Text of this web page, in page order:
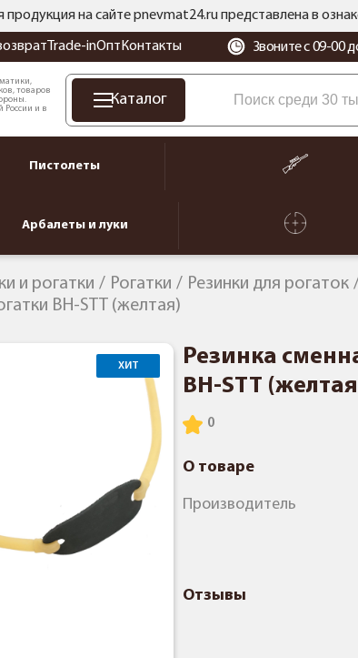
продукция на сайте pnevmat24.ru представлена в
Trade-inОпт Контакты Звоните с 09-00
товаров
России и в
Каталог
Пистолеты
Арбалеты и луки
и рогатки Рогатки
Резинки для рогаток
BH-STT (желтая)
ХИТ
Резинка
BH-STT
О товаре
Производитель
Отзывы